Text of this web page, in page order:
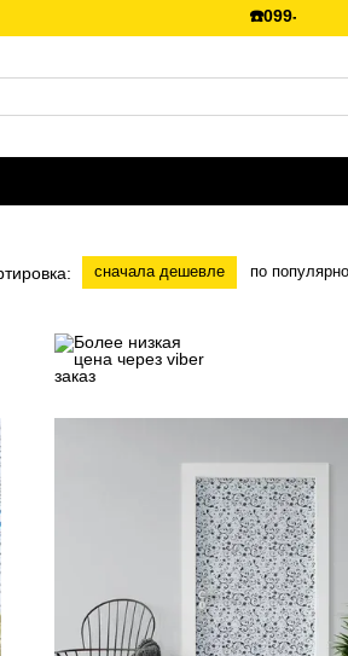
☎️099-288-99-66
сначала дешевле по